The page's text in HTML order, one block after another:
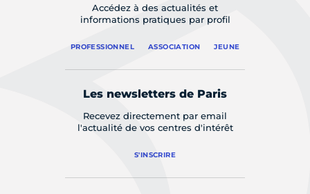
Accédez à des actualités et
informations pratiques par profil
PROFESSIONNEL ASSOCIATION JEUNE
Les newsletters de Paris
Recevez directement par email
l'actualité de vos centres d'intérêt
S'INSCRIRE